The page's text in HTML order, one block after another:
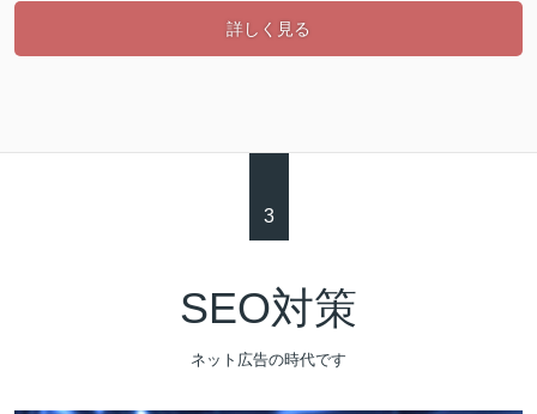
詳しく見る
3
SEO対策
ネット広告の時代です